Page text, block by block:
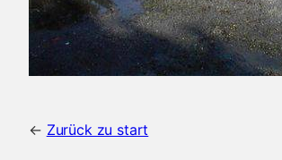
← Zurück zu start